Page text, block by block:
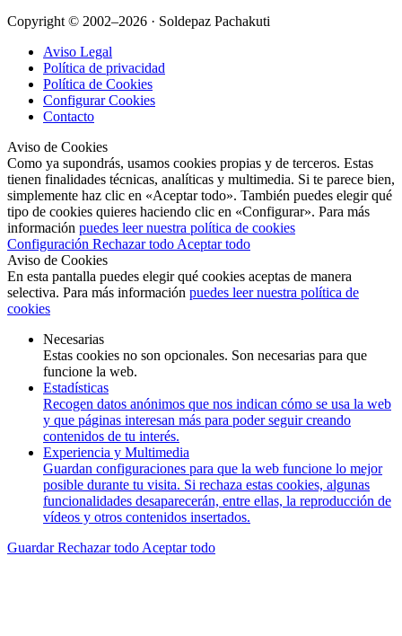
Copyright © 2002–2026 · Soldepaz Pachakuti
Aviso Legal
Política de privacidad
Política de Cookies
Configurar Cookies
Contacto
Aviso de Cookies
Como ya supondrás, usamos cookies propias y de terceros. Estas
tienen finalidades técnicas, analíticas y multimedia. Si te parece bien,
simplemente haz clic en «Aceptar todo». También puedes elegir qué
tipo de cookies quieres haciendo clic en «Configurar». Para más
información puedes leer nuestra política de cookies
Configuración Rechazar todo Aceptar todo
Aviso de Cookies
En esta pantalla puedes elegir qué cookies aceptas de manera
selectiva. Para más información puedes leer nuestra política de
cookies
Necesarias
Estas cookies no son opcionales. Son necesarias para que
funcione la web.
Estadísticas
Recogen datos anónimos que nos indican cómo se usa la web
y que páginas interesan más para poder seguir creando
contenidos de tu interés.
Experiencia y Multimedia
Guardan configuraciones para que la web funcione lo mejor
posible durante tu visita. Si rechaza estas cookies, algunas
funcionalidades desaparecerán, entre ellas, la reproducción de
vídeos y otros contenidos insertados.
GuardarRechazar todo Aceptar todo